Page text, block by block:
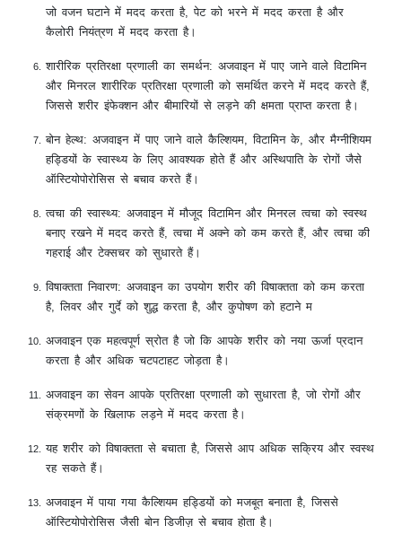
जो वजन घटाने में मदद करता है, पेट को भरने में मदद करता है और
कैलोरी नियंत्रण में मदद करता है।
शारीरिक प्रतिरक्षा प्रणाली का समर्थन: अजवाइन में पाए जाने वाले विटामिन
और मिनरल शारीरिक प्रतिरक्षा प्रणाली को समर्थित करने में मदद करते हैं,
जिससे शरीर इंफेक्शन और बीमारियों से लड़ने की क्षमता प्राप्त करता है।
बोन हेल्थ: अजवाइन में पाए जाने वाले कैल्शियम, विटामिन के, और मैग्नीशियम
हड्डियों के स्वास्थ्य के लिए आवश्यक होते हैं और अस्थिपाति के रोगों जैसे
ऑस्टियोपोरोसिस से बचाव करते हैं।
त्वचा की स्वास्थ्य: अजवाइन में मौजूद विटामिन और मिनरल त्वचा को स्वस्थ
बनाए रखने में मदद करते हैं, त्वचा में अक्ने को कम करते हैं, और त्वचा की
गहराई और टेक्सचर को सुधारते हैं।
विषाक्तता निवारण: अजवाइन का उपयोग शरीर की विषाक्तता को कम करता
है, लिवर और गुर्दे को शुद्ध करता है, और कुपोषण को हटाने म
अजवाइन एक महत्वपूर्ण स्रोत है जो कि आपके शरीर को नया ऊर्जा प्रदान
करता है और अधिक चटपटाहट जोड़ता है।
अजवाइन का सेवन आपके प्रतिरक्षा प्रणाली को सुधारता है, जो रोगों और
संक्रमणों के खिलाफ लड़ने में मदद करता है।
यह शरीर को विषाक्तता से बचाता है, जिससे आप अधिक सक्रिय और स्वस्थ
रह सकते हैं।
अजवाइन में पाया गया कैल्शियम हड्डियों को मजबूत बनाता है, जिससे
ऑस्टियोपोरोसिस जैसी बोन डिजीज़ से बचाव होता है।